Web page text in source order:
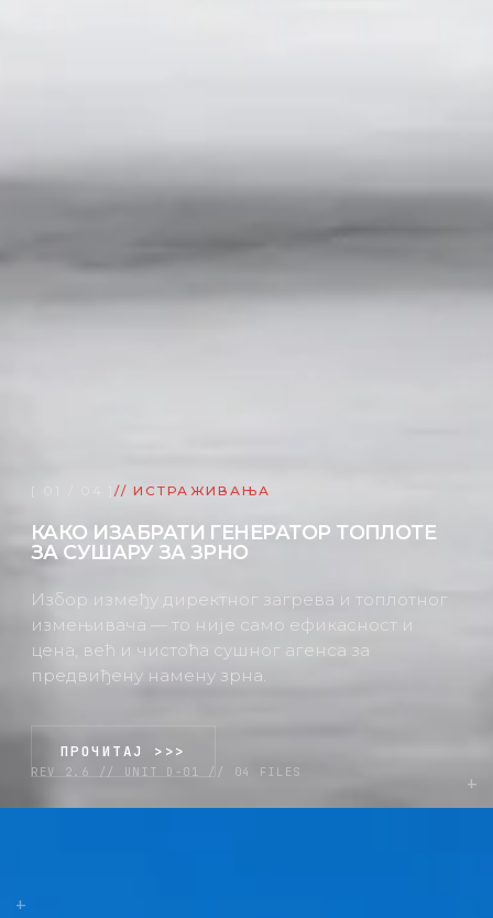
+
[ 01 / 04 ]// ИСТРАЖИВАЊА
КАКО ИЗАБРАТИ ГЕНЕРАТОР ТОПЛОТЕ
ЗА СУШАРУ ЗА ЗРНО
Избор између директног загрева и топлотног
измењивача — то није само ефикасност и
цена, већ и чистоћа сушног агенса за
предвиђену намену зрна.
ПРОЧИТАЈ >>>
REV 2.6 // UNIT D-01 // 04 FILES
+